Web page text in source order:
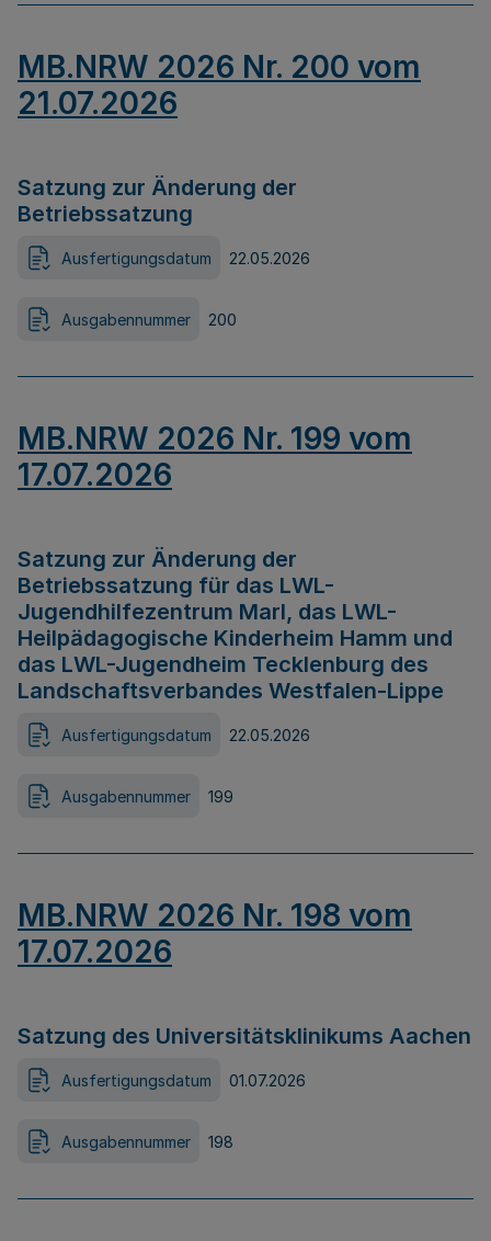
MB.NRW 2026 Nr. 200 vom
21.07.2026
Satzung zur Änderung der
Betriebssatzung
Ausfertigungsdatum 22.05.2026
Ausgabennummer 200
MB.NRW 2026 Nr. 199 vom
17.07.2026
Satzung zur Änderung der
Betriebssatzung für das LWL-
Jugendhilfezentrum Marl, das LWL-
Heilpädagogische Kinderheim Hamm und
das LWL-Jugendheim Tecklenburg des
Landschaftsverbandes Westfalen-Lippe
Ausfertigungsdatum 22.05.2026
Ausgabennummer 199
MB.NRW 2026 Nr. 198 vom
17.07.2026
Satzung des Universitätsklinikums Aachen
Ausfertigungsdatum 01.07.2026
Ausgabennummer 198